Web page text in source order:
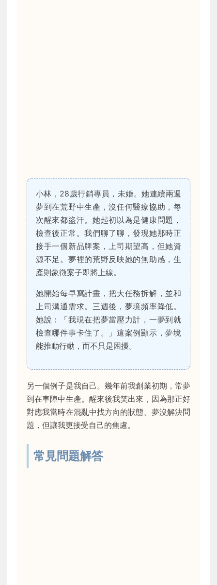
小林，28歲行銷專員，未婚。她連續兩週
夢到在荒野中生產，沒任何醫療協助，每
次醒來都盜汗。她起初以為是健康問題，
檢查後正常。我們聊了聊，發現她那時正
接手一個新品牌案，上司期望高，但她資
源不足。夢裡的荒野反映她的無助感，生
產則象徵案子即將上線。
她開始每早寫計畫，把大任務拆解，並和
上司溝通需求。三週後，夢境頻率降低。
她說：「我現在把夢當壓力計，一夢到就
檢查哪件事卡住了。」這案例顯示，夢境
能推動行動，而不只是困擾。
另一個例子是我自己。幾年前我創業初期，常夢
到在車陣中生產。醒來後我笑出來，因為那正好
對應我當時在混亂中找方向的狀態。夢沒解決問
題，但讓我更接受自己的焦慮。
常見問題解答